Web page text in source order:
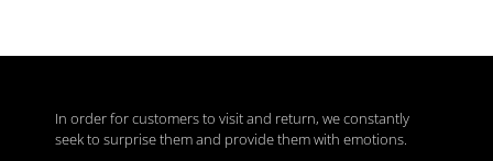
In order for customers to visit and return, we constantly
seek to surprise them and provide them with emotions.